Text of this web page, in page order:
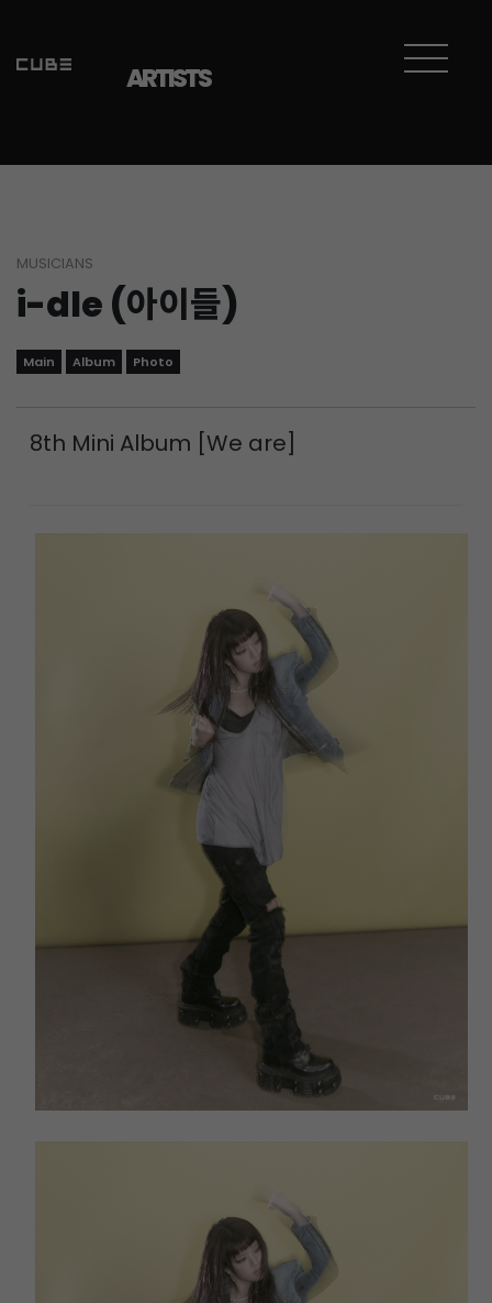
ARTISTS
MUSICIANS
i-dle (아이들)
Main Album Photo
8th Mini Album [We are]